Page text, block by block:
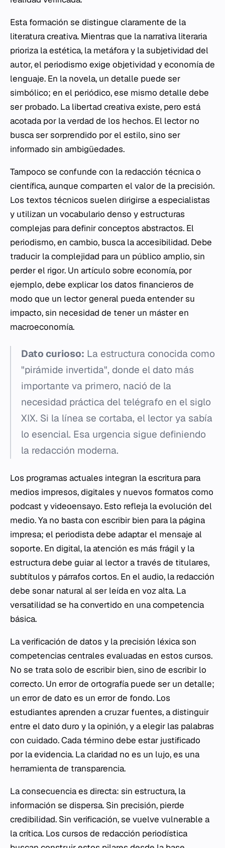
Esta formación se distingue claramente de la
literatura creativa. Mientras que la narrativa literaria
prioriza la estética, la metáfora y la subjetividad del
autor, el periodismo exige objetividad y economía de
lenguaje. En la novela, un detalle puede ser
simbólico; en el periódico, ese mismo detalle debe
ser probado. La libertad creativa existe, pero está
acotada por la verdad de los hechos. El lector no
busca ser sorprendido por el estilo, sino ser
informado sin ambigüedades.
Tampoco se confunde con la redacción técnica o
científica, aunque comparten el valor de la precisión.
Los textos técnicos suelen dirigirse a especialistas
y utilizan un vocabulario denso y estructuras
complejas para definir conceptos abstractos. El
periodismo, en cambio, busca la accesibilidad. Debe
traducir la complejidad para un público amplio, sin
perder el rigor. Un artículo sobre economía, por
ejemplo, debe explicar los datos financieros de
modo que un lector general pueda entender su
impacto, sin necesidad de tener un máster en
macroeconomía.
Dato curioso: La estructura conocida como
"pirámide invertida", donde el dato más
importante va primero, nació de la
necesidad práctica del telégrafo en el siglo
XIX. Si la línea se cortaba, el lector ya sabía
lo esencial. Esa urgencia sigue definiendo
la redacción moderna.
Los programas actuales integran la escritura para
medios impresos, digitales y nuevos formatos como
podcast y videoensayo. Esto refleja la evolución del
medio. Ya no basta con escribir bien para la página
impresa; el periodista debe adaptar el mensaje al
soporte. En digital, la atención es más frágil y la
estructura debe guiar al lector a través de titulares,
subtítulos y párrafos cortos. En el audio, la redacción
debe sonar natural al ser leída en voz alta. La
versatilidad se ha convertido en una competencia
básica.
La verificación de datos y la precisión léxica son
competencias centrales evaluadas en estos cursos.
No se trata solo de escribir bien, sino de escribir lo
correcto. Un error de ortografía puede ser un detalle;
un error de dato es un error de fondo. Los
estudiantes aprenden a cruzar fuentes, a distinguir
entre el dato duro y la opinión, y a elegir las palabras
con cuidado. Cada término debe estar justificado
por la evidencia. La claridad no es un lujo, es una
herramienta de transparencia.
La consecuencia es directa: sin estructura, la
información se dispersa. Sin precisión, pierde
credibilidad. Sin verificación, se vuelve vulnerable a
la crítica. Los cursos de redacción periodística